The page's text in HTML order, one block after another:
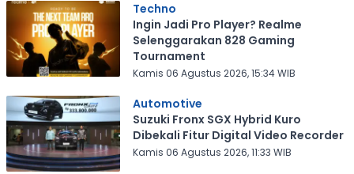
Techno
Ingin Jadi Pro Player? Realme
Selenggarakan 828 Gaming
Tournament
Kamis 06 Agustus 2026, 15:34 WIB
Automotive
Suzuki Fronx SGX Hybrid Kuro
Dibekali Fitur Digital Video Recorder
Kamis 06 Agustus 2026, 11:33 WIB